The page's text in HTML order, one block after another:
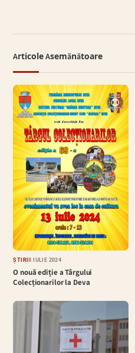
Articole Asemănătoare
ȘTIRI8 IULIE 2024
O nouă ediție a Târgului
Colecționarilor la Deva